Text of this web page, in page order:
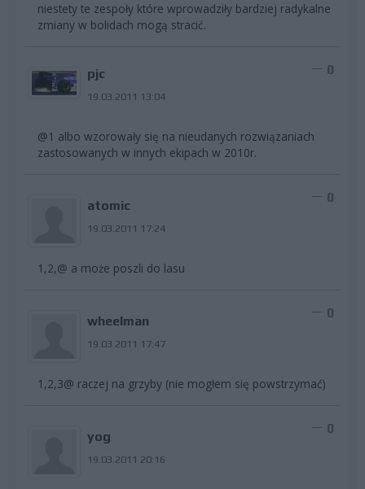
niestety te zespoły które wprowadziły bardziej radykalne
zmiany w bolidach mogą stracić.
pjc
19.03.2011 13:04
0
@1 albo wzorowały się na nieudanych rozwiązaniach
zastosowanych w innych ekipach w 2010r.
atomic
19.03.2011 17:24
0
1,2,@ a może poszli do lasu
wheelman
19.03.2011 17:47
0
1,2,3@ raczej na grzyby (nie mogłem się powstrzymać)
yog
19.03.2011 20:16
0